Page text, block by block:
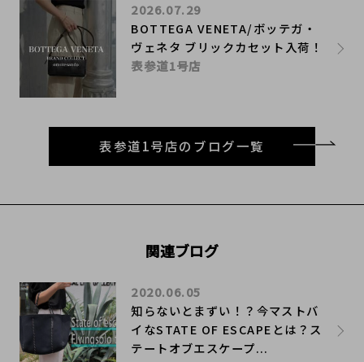
BOTTEGA VENETA/ボッテガ・
ヴェネタ ブリックカセット入荷！
2026.07.29
表参道1号店
表参道1号店のブログ一覧
関連ブログ
知らないとまずい！？今マストバ
イなSTATE OF ESCAPEとは？ス
テートオブエスケープ...
2020.06.05